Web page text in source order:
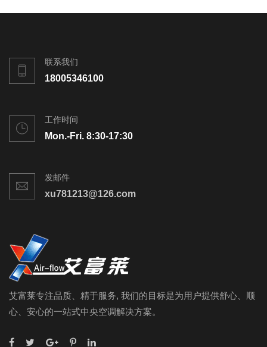
联系我们
18005346100
工作时间
Mon.-Fri. 8:30-17:30
发邮件
xu781213@126.com
艾富莱专注品质、精于服务, 我们的目标是为用户提供舒心、顺
心、安心的一站式中央空调解决方案。